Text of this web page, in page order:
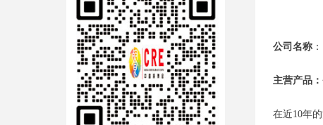
公司名称
主营产品：
在近10年